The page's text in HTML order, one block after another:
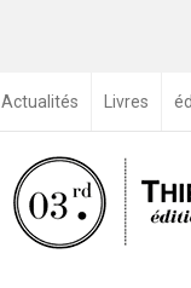
Actualités Livres